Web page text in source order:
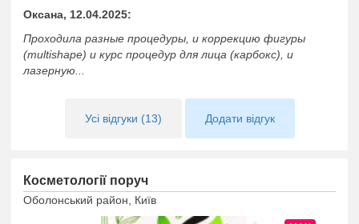
Оксана, 12.04.2025:
Проходила разные процедуры, и коррекцию фигуры
(multishape) и курс процедур для лица (карбокс), и
лазерную...
Усі відгуки (13) Додати відгук
Косметології поруч
Оболонський район, Київ